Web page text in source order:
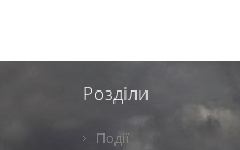
Розділи
Події